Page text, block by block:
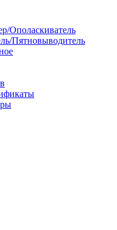
Ополаскиватель
Пятновыводитель